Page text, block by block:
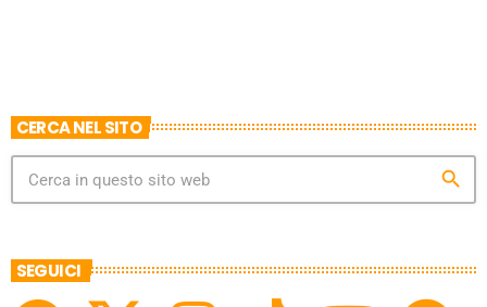
CERCA NEL SITO
search
SEGUICI